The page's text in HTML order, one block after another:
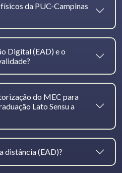
da PUC-Campinas
Digital (EAD) e o
do MEC para
Lato Sensu a
distância (EAD)?